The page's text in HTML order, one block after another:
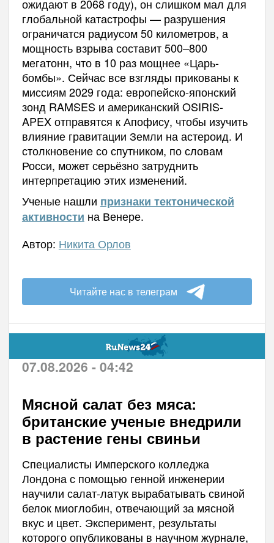
ожидают в 2068 году), он слишком мал для
глобальной катастрофы — разрушения
ограничатся радиусом 50 километров, а
мощность взрыва составит 500–800
мегатонн, что в 10 раз мощнее «Царь-
бомбы». Сейчас все взгляды прикованы к
миссиям 2029 года: европейско-японский
зонд RAMSES и американский OSIRIS-
APEX отправятся к Апофису, чтобы изучить
влияние гравитации Земли на астероид. И
столкновение со спутником, по словам
Росси, может серьёзно затруднить
интерпретацию этих изменений.
Ученые нашли признаки тектонической
активности на Венере.
Автор: Никита Орлов
Читайте нас в телеграм
07.08.2026 - 04:42
Мясной салат без мяса:
британские ученые внедрили
в растение гены свиньи
Специалисты Имперского колледжа
Лондона с помощью генной инженерии
научили салат-латук вырабатывать свиной
белок миоглобин, отвечающий за мясной
вкус и цвет. Эксперимент, результаты
которого опубликованы в научном журнале,